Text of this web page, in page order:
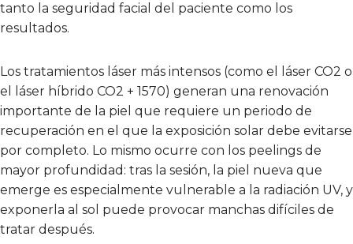
tanto la seguridad facial del paciente como los
resultados.
Los tratamientos láser más intensos (como el láser CO2 o
el láser híbrido CO2 + 1570) generan una renovación
importante de la piel que requiere un periodo de
recuperación en el que la exposición solar debe evitarse
por completo. Lo mismo ocurre con los peelings de
mayor profundidad: tras la sesión, la piel nueva que
emerge es especialmente vulnerable a la radiación UV, y
exponerla al sol puede provocar manchas difíciles de
tratar después.